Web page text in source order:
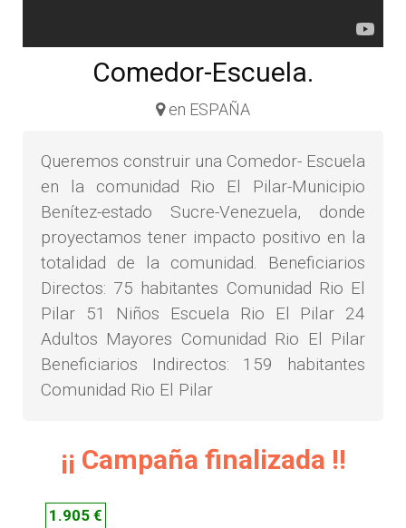
Comedor-Escuela.
en ESPAÑA
Queremos construir una Comedor- Escuela
en la comunidad Rio El Pilar-Municipio
Benítez-estado Sucre-Venezuela, donde
proyectamos tener impacto positivo en la
totalidad de la comunidad. Beneficiarios
Directos: 75 habitantes Comunidad Rio El
Pilar 51 Niños Escuela Rio El Pilar 24
Adultos Mayores Comunidad Rio El Pilar
Beneficiarios Indirectos: 159 habitantes
Comunidad Rio El Pilar
¡¡ Campaña finalizada !!
1.905 €